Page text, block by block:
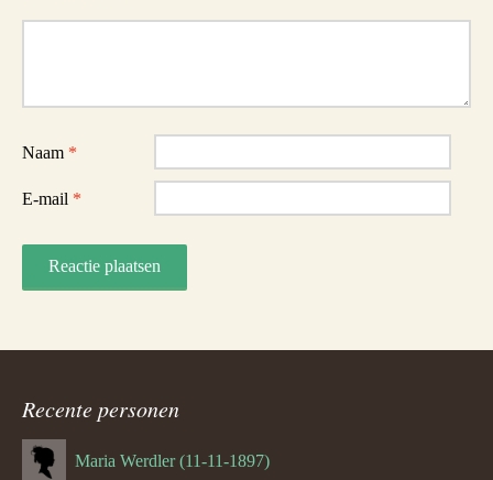
Naam *
E-mail *
Recente personen
Maria Werdler (11-11-1897)